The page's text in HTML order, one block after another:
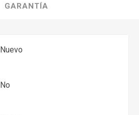
GARANTÍA
Nuevo
No